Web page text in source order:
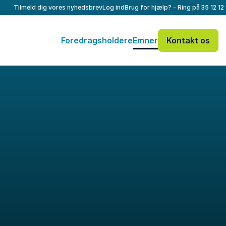
Tilmeld dig vores nyhedsbrevLog indBrug for hjælp? - Ring på 35 12
ForedragsholdereEmner Kontakt os